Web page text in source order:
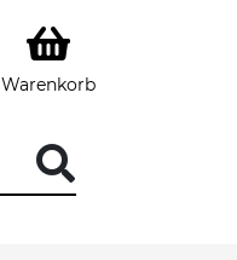
Warenkorb